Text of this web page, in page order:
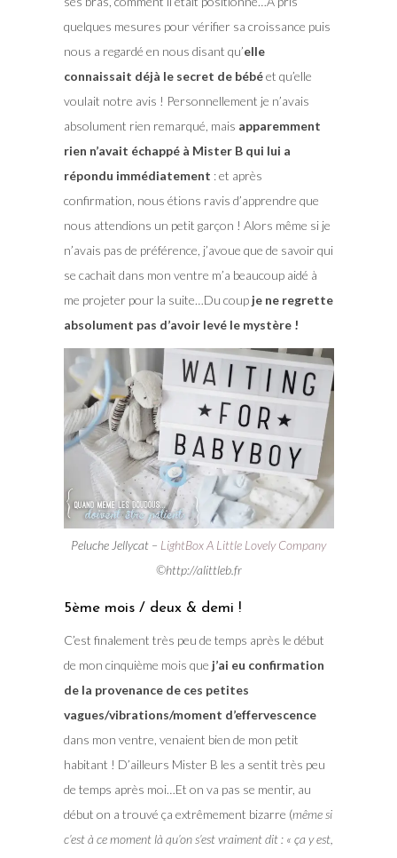
quelques mesures pour vérifier sa croissance puis
nous a regardé en nous disant qu’elle
connaissait déjà le secret de bébéet qu’elle
voulait notre avis ! Personnellement je n’avais
absolument rien remarqué, mais apparemment
rien n’avait échappé à Mister B qui lui a
répondu immédiatement : et après
confirmation, nous étions ravis d’apprendre que
nous attendions un petit garçon ! Alors même si je
n’avais pas de préférence, j’avoue que de savoir qui
se cachait dans mon ventre m’a beaucoup aidé à
me projeter pour la suite…Du coupje ne regrette
absolument pas d’avoir levé le mystère !
Peluche Jellycat – LightBox A Little Lovely Company
©http://alittleb.fr
5ème mois / deux & demi !
C’est finalement très peu de temps après le début
de mon cinquième mois que j’ai eu confirmation
de la provenance de ces petites
vagues/vibrations/moment d’effervescence
dans mon ventre, venaient bien de mon petit
habitant ! D’ailleurs Mister B les a sentit très peu
de temps après moi…Et on va pas se mentir, au
début on a trouvé ça extrêmement bizarre (même si
c’est à ce moment là qu’on s’est vraiment dit : « ça y est,